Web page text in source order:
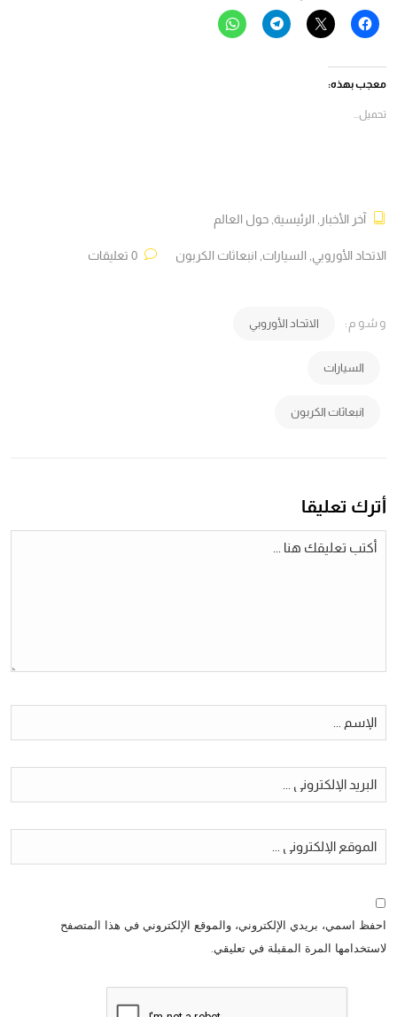
انقر
للمشاركة
(فتح
في
نافذة
النقر
للمشاركة
انقر
للمشاركة
انقر
للمشاركة
معجب بهذه:
تحميل...
آخر الأخبار الرئيسية حول العالم
الاتحاد الأوروبي السيارات انبعاثات الكربون
وسُوم: الاتحاد الأوروبي
السيارات
انبعاثات الكربون
أترك تعليقا
احفظ اسمي، بريدي الإلكتروني، والموقع الإلكتروني في هذا المتصفح
لاستخدامها المرة المقبلة في تعليقي.